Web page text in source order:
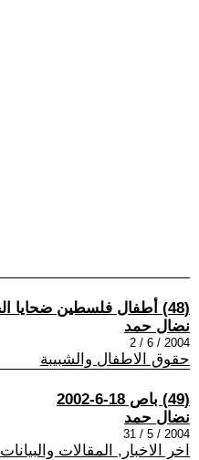
(48) أطفال فلسطين ضحايا الخريطة
نضال حمد
2004 / 6 / 2
حقوق الاطفال والشبيبة
(49) باص 18-6-2002
نضال حمد
2004 / 5 / 31
اخر الاخبار, المقالات والبيانات